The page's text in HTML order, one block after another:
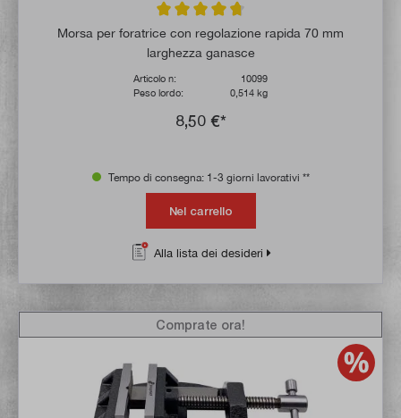
Valutazione media di 4.8 su 5 stelle
Morsa per foratrice con regolazione rapida 70 mm
larghezza ganasce
Articolo n:
10099
Peso lordo:
0,514 kg
8,50 €*
Tempo di consegna: 1-3 giorni lavorativi **
Nel carrello
Alla lista dei desideri
Comprate ora!